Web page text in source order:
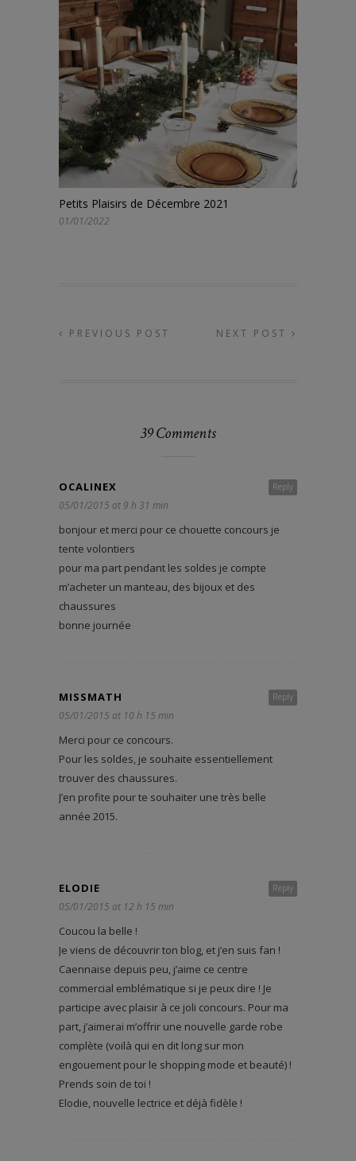
Petits Plaisirs de Décembre 2021
01/01/2022
PREVIOUS POST NEXT POST
39 Comments
Reply
OCALINEX
05/01/2015 at 9 h 31 min
bonjour et merci pour ce chouette concours je
tente volontiers
pour ma part pendant les soldes je compte
m’acheter un manteau, des bijoux et des
chaussures
bonne journée
Reply
MISSMATH
05/01/2015 at 10 h 15 min
Merci pour ce concours.
Pour les soldes, je souhaite essentiellement
trouver des chaussures.
J’en profite pour te souhaiter une très belle
année 2015.
Reply
ELODIE
05/01/2015 at 12 h 15 min
Coucou la belle !
Je viens de découvrir ton blog, et j’en suis fan !
Caennaise depuis peu, j’aime ce centre
commercial emblématique si je peux dire ! Je
participe avec plaisir à ce joli concours. Pour ma
part, j’aimerai m’offrir une nouvelle garde robe
complète (voilà qui en dit long sur mon
engouement pour le shopping mode et beauté) !
Prends soin de toi !
Elodie, nouvelle lectrice et déjà fidèle !